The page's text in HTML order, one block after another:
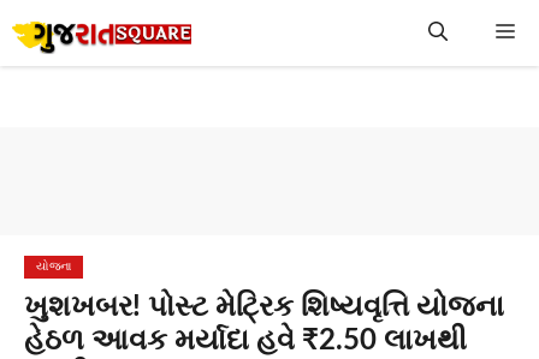
to
યોજના
ખુશખબર! પોસ્ટ મેટ્રિક શિષ્યવૃત્તિ યોજના
હેઠળ આવક મર્યાદા હવે ₹2.50 લાખથી